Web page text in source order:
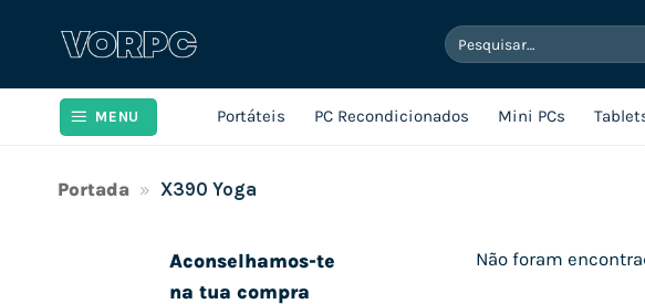
Pesquisar
por:
MENU Portáteis PC Recondicionados Mini PCs
Portada » X390 Yoga
Aconselhamos-te
na tua compra
Não foram